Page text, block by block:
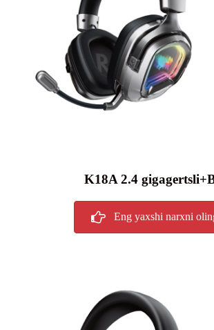
K18A 2.4
Eng yaxshi narxni